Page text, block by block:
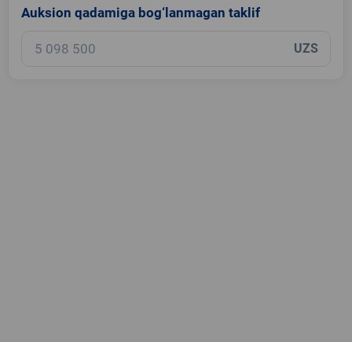
Auksion qadamiga bog‘lanmagan taklif
UZS